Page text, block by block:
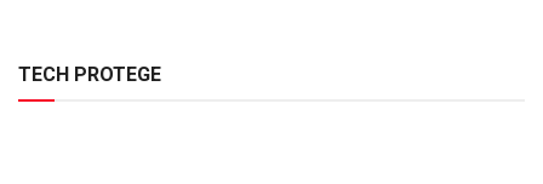
TECH PROTEGE